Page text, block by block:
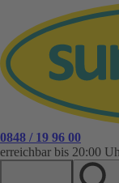
0848 / 19 96 00
erreichbar bis 20:00